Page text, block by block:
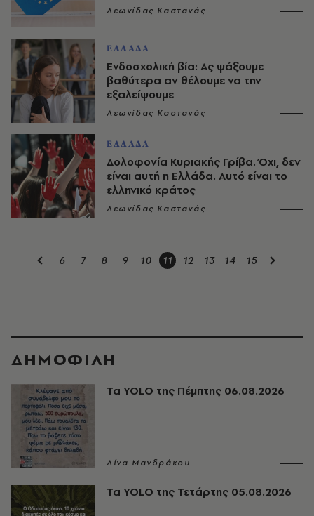
Λεωνίδας Καστανάς
ΕΛΛΑΔΑ
Ενδοσχολική βία: Ας ψάξουμε
βαθύτερα αν θέλουμε να την
εξαλείψουμε
Λεωνίδας Καστανάς
ΕΛΛΑΔΑ
Δολοφονία Κυριακής Γρίβα. Όχι, δεν
είναι αυτή η Ελλάδα. Αυτό είναι το
ελληνικό κράτος
Λεωνίδας Καστανάς
6 7 8 9 10 11 12 13 14 15
ΔΗΜΟΦΙΛΗ
Τα YOLO της Πέμπτης 06.08.2026
Λίνα Μανδράκου
Τα YOLO της Τετάρτης 05.08.2026